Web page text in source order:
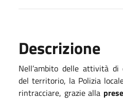
Descrizione
Nell’ambito delle attività
del territorio, la Polizia
rintracciare, grazie alla